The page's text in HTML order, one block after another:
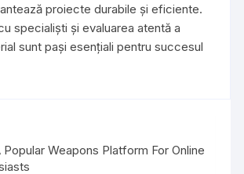
proiecte durabile și eficiente.
specialiști și evaluarea atentă a
sunt pași esențiali pentru succesul
Weapons Platform For Online